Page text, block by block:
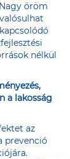
öröm
nélkül
a lakosság
az
prevenció